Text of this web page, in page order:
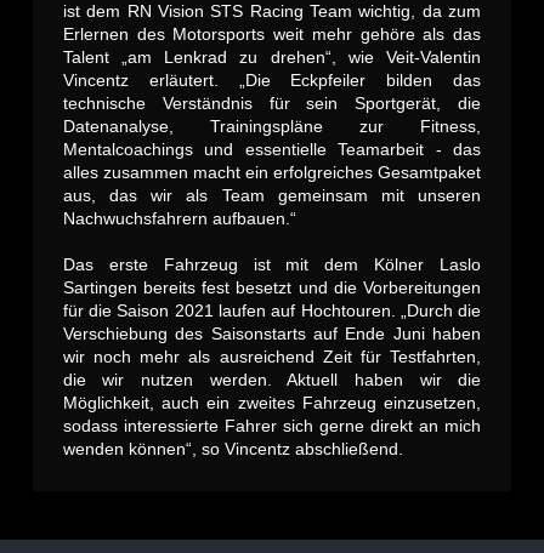
ist dem RN Vision STS Racing Team wichtig, da zum
Erlernen des Motorsports weit mehr gehöre als das
Talent „am Lenkrad zu drehen“, wie Veit-Valentin
Vincentz erläutert. „Die Eckpfeiler bilden das
technische Verständnis für sein Sportgerät, die
Datenanalyse, Trainingspläne zur Fitness,
Mentalcoachings und essentielle Teamarbeit - das
alles zusammen macht ein erfolgreiches Gesamtpaket
aus, das wir als Team gemeinsam mit unseren
Nachwuchsfahrern aufbauen.“
Das erste Fahrzeug ist mit dem Kölner Laslo
Sartingen bereits fest besetzt und die Vorbereitungen
für die Saison 2021 laufen auf Hochtouren. „Durch die
Verschiebung des Saisonstarts auf Ende Juni haben
wir noch mehr als ausreichend Zeit für Testfahrten,
die wir nutzen werden. Aktuell haben wir die
Möglichkeit, auch ein zweites Fahrzeug einzusetzen,
sodass interessierte Fahrer sich gerne direkt an mich
wenden können“, so Vincentz abschließend.